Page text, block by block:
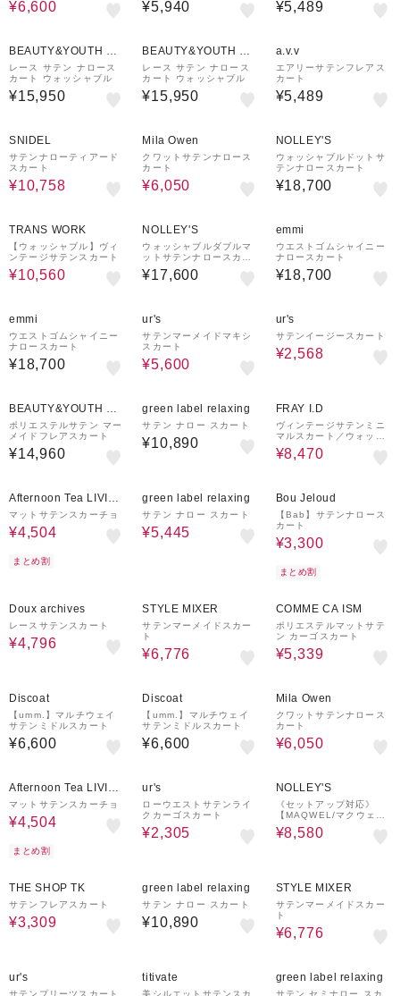
¥6,600 ¥5,940 ¥5,489
BEAUTY&YOUTH UN
ITED ARROWS
レース サテン ナロース
カート ウォッシャブル
¥15,950
BEAUTY&YOUTH UN
ITED ARROWS
レース サテン ナロース
カート ウォッシャブル
¥15,950
a.v.v
エアリーサテンフレアス
カート
¥5,489
SNIDEL
サテンナローティアード
スカート
¥10,758
Mila Owen
クワットサテンナロース
カート
¥6,050
NOLLEY'S
ウォッシャブルドットサ
テンナロースカート
¥18,700
TRANS WORK
【ウォッシャブル】ヴィ
ンテージサテンスカート
¥10,560
NOLLEY'S
ウォッシャブルダブルマ
ットサテンナロースカー
ト
¥17,600
emmi
ウエストゴムシャイニー
ナロースカート
¥18,700
emmi
ウエストゴムシャイニー
ナロースカート
¥18,700
ur's
サテンマーメイドマキシ
スカート
¥5,600
ur's
サテンイージースカート
¥2,568
BEAUTY&YOUTH UN
ITED ARROWS
ポリエステルサテン マー
メイドフレアスカート
¥14,960
green label relaxing
サテン ナロー スカート
¥10,890
FRAY I.D
ヴィンテージサテンミニ
マルスカート／ウォッシ
ャブル・防シワ・接触冷
感
¥8,470
Afternoon Tea LIVIN
G
マットサテンスカーチョ
¥4,504
まとめ割
green label relaxing
サテン ナロー スカート
¥5,445
Bou Jeloud
【Bab】サテンナロース
カート
¥3,300
まとめ割
Doux archives
レースサテンスカート
¥4,796
STYLE MIXER
サテンマーメイドスカー
ト
¥6,776
COMME CA ISM
ポリエステルマットサテ
ン カーゴスカート
¥5,339
Discoat
【umm.】マルチウェイ
サテンミドルスカート
¥6,600
Discoat
【umm.】マルチウェイ
サテンミドルスカート
¥6,600
Mila Owen
クワットサテンナロース
カート
¥6,050
Afternoon Tea LIVIN
G
マットサテンスカーチョ
¥4,504
まとめ割
ur's
ローウエストサテンライ
クカーゴスカート
¥2,305
NOLLEY'S
《セットアップ対応》
【MAQWEL/マクウェ
ル】ウォッシャブルサテ
ンスカート
¥8,580
THE SHOP TK
サテンフレアスカート
¥3,309
green label relaxing
サテン ナロー スカート
¥10,890
STYLE MIXER
サテンマーメイドスカー
ト
¥6,776
ur's
サテンプリーツスカート
titivate
美シルエットサテンスカ
green label relaxing
サテン セミナロー スカ